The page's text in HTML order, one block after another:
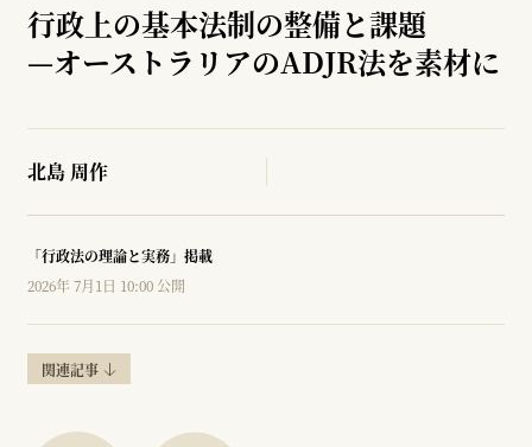
行政上の基本法制の整備と課題
—オーストラリアのADJR法を素材に
北島 周作
「行政法の理論と実務」掲載
2026年 7月1日 10:00 公開
関連記事